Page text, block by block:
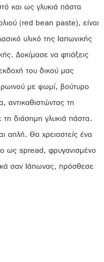
και ως γλυκιά πάστα
(red bean paste), είναι
υλικό της Ιαπωνικής
Δοκίμασε να φτιάξεις
του δικού μας
με ψωμί, βούτυρο
αντικαθιστώντας τη
διάσημη γλυκιά πάστα.
απλή. Θα χρειαστείς ένα
ως spread, φρυγανισμένο
σαν Ιάπωνας, πρόσθεσε